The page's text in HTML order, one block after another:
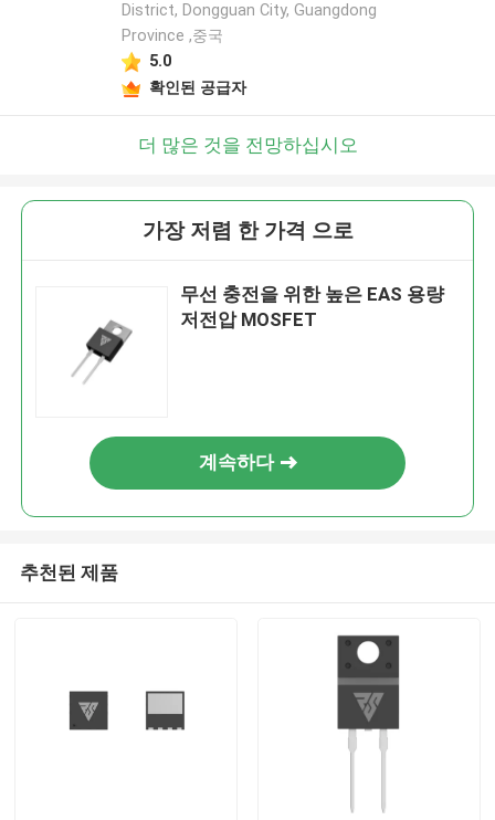
District, Dongguan City, Guangdong
Province ,중국
5.0
확인된 공급자
더 많은 것을 전망하십시오
가장 저렴 한 가격 으로
무선 충전을 위한 높은 EAS 용량
저전압 MOSFET
계속하다
추천된 제품